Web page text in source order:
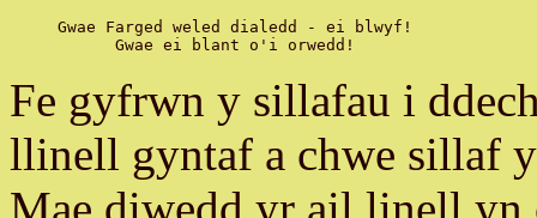
Gwae Farged weled dialedd - ei blwyf!
Fe gyfrwn y sillafau i
llinell gyntaf a chwe sillaf